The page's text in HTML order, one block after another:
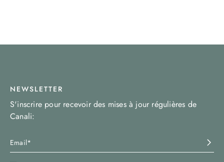
NEWSLETTER
S'inscrire pour recevoir des mises à jour régulières de
Canali: